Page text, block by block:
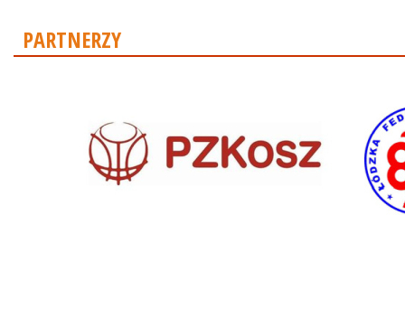
PARTNERZY